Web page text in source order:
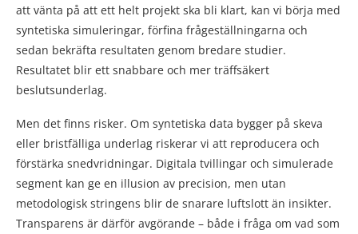
att vänta på att ett helt projekt ska bli klart, kan vi börja med
syntetiska simuleringar, förfina frågeställningarna och
sedan bekräfta resultaten genom bredare studier.
Resultatet blir ett snabbare och mer träffsäkert
beslutsunderlag.
Men det finns risker. Om syntetiska data bygger på skeva
eller bristfälliga underlag riskerar vi att reproducera och
förstärka snedvridningar. Digitala tvillingar och simulerade
segment kan ge en illusion av precision, men utan
metodologisk stringens blir de snarare luftslott än insikter.
Transparens är därför avgörande – både i fråga om vad som